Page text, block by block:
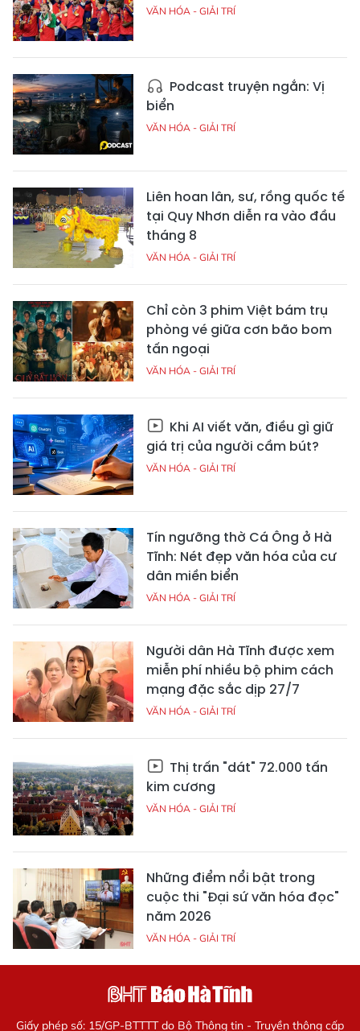
VĂN HÓA - GIẢI TRÍ
Podcast truyện ngắn: Vị
biển
VĂN HÓA - GIẢI TRÍ
Liên hoan lân, sư, rồng quốc tế
tại Quy Nhơn diễn ra vào đầu
tháng 8
VĂN HÓA - GIẢI TRÍ
Chỉ còn 3 phim Việt bám trụ
phòng vé giữa cơn bão bom
tấn ngoại
VĂN HÓA - GIẢI TRÍ
Khi AI viết văn, điều gì giữ
giá trị của người cầm bút?
VĂN HÓA - GIẢI TRÍ
Tín ngưỡng thờ Cá Ông ở Hà
Tĩnh: Nét đẹp văn hóa của cư
dân miền biển
VĂN HÓA - GIẢI TRÍ
Người dân Hà Tĩnh được xem
miễn phí nhiều bộ phim cách
mạng đặc sắc dịp 27/7
VĂN HÓA - GIẢI TRÍ
Thị trấn "dát" 72.000 tấn
kim cương
VĂN HÓA - GIẢI TRÍ
Những điểm nổi bật trong
cuộc thi "Đại sứ văn hóa đọc"
năm 2026
VĂN HÓA - GIẢI TRÍ
Giấy phép số: 15/GP-BTTTT do Bộ Thông tin - Truyền thông cấp